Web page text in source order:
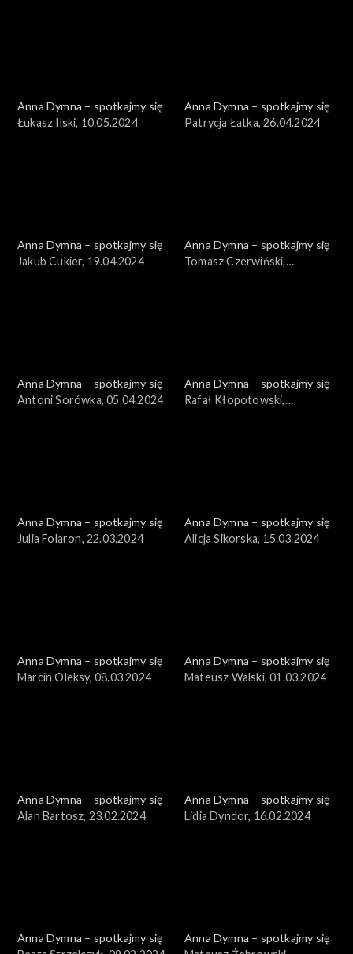
Anna Dymna – spotkajmy się
Łukasz Ilski, 10.05.2024
Anna Dymna – spotkajmy się
Patrycja Łatka, 26.04.2024
Anna Dymna – spotkajmy się
Jakub Cukier, 19.04.2024
Anna Dymna – spotkajmy się
Tomasz Czerwiński,
Anna Dymna – spotkajmy się
Antoni Sorówka, 05.04.2024
Anna Dymna – spotkajmy się
Rafał Kłopotowski,
Anna Dymna – spotkajmy się
Julia Folaron, 22.03.2024
Anna Dymna – spotkajmy się
Alicja Sikorska, 15.03.2024
Anna Dymna – spotkajmy się
Marcin Oleksy, 08.03.2024
Anna Dymna – spotkajmy się
Mateusz Walski, 01.03.2024
Anna Dymna – spotkajmy się
Alan Bartosz, 23.02.2024
Anna Dymna – spotkajmy się
Lidia Dyndor, 16.02.2024
Anna Dymna – spotkajmy się
Anna Dymna – spotkajmy się